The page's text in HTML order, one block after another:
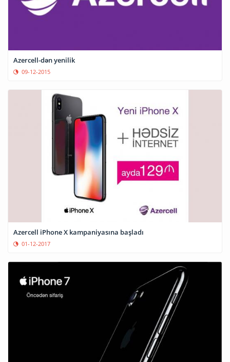
Azercell-dən yenilik
09-12-2015
Azercell iPhone X kampaniyasına başladı
01-12-2017